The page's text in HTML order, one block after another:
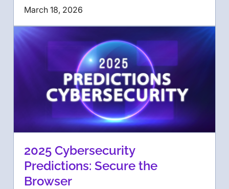
March 18, 2026
2025 Cybersecurity
Predictions: Secure the
Browser